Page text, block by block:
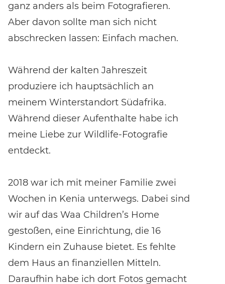
ganz anders als beim Fotografieren.
Aber davon sollte man sich nicht
abschrecken lassen: Einfach machen.
Während der kalten Jahreszeit
produziere ich hauptsächlich an
meinem Winterstandort Südafrika.
Während dieser Aufenthalte habe ich
meine Liebe zur Wildlife-Fotografie
entdeckt.
2018 war ich mit meiner Familie zwei
Wochen in Kenia unterwegs. Dabei sind
wir auf das Waa Children’s Home
gestoßen, eine Einrichtung, die 16
Kindern ein Zuhause bietet. Es fehlte
dem Haus an finanziellen Mitteln.
Daraufhin habe ich dort Fotos gemacht